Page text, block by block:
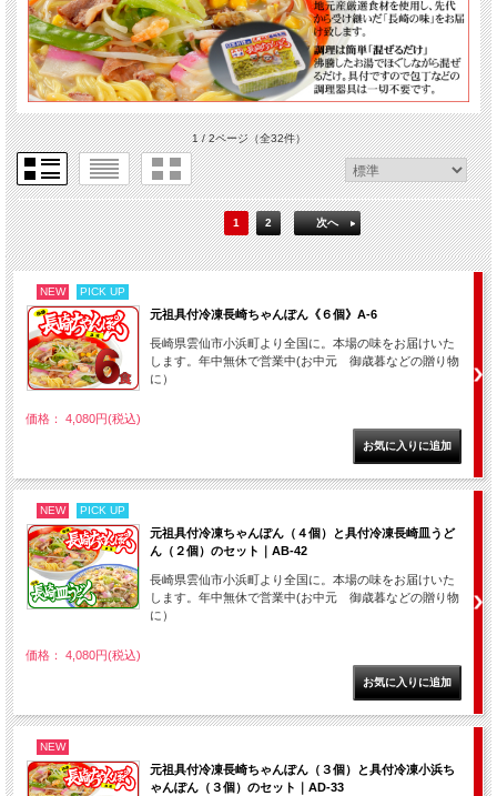
1 / 2ページ（全32件）
1 2 次へ
NEW PICK UP
元祖具付冷凍長崎ちゃんぽん《６個》A-6
長崎県雲仙市小浜町より全国に。本場の味をお届けいた
します。年中無休で営業中(お中元 御歳暮などの贈り物
に）
価格： 4,080円(税込)
NEW PICK UP
元祖具付冷凍ちゃんぽん（４個）と具付冷凍長崎皿うど
ん（２個）のセット｜AB-42
長崎県雲仙市小浜町より全国に。本場の味をお届けいた
します。年中無休で営業中(お中元 御歳暮などの贈り物
に）
価格： 4,080円(税込)
NEW
元祖具付冷凍長崎ちゃんぽん（３個）と具付冷凍小浜ち
ゃんぽん（３個）のセット｜AD-33